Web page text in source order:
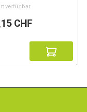
verfügbar
CHF